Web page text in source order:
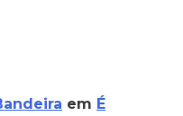
em É